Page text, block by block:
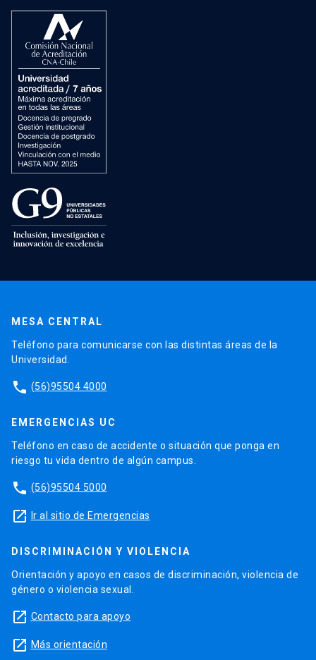
MESA CENTRAL
Teléfono para comunicarse con las distintas áreas de la
Universidad.
phone (56)95504 4000
EMERGENCIAS UC
Teléfono en caso de accidente o situación que ponga en
riesgo tu vida dentro de algún campus.
phone (56)95504 5000
launch Ir al sitio de Emergencias
DISCRIMINACIÓN Y VIOLENCIA
Orientación y apoyo en casos de discriminación, violencia de
género o violencia sexual.
launch Contacto para apoyo
launch Más orientación